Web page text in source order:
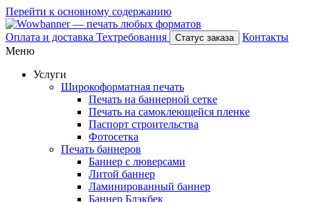
Перейти к основному содержанию
Оплата и доставка Техтребования Статус заказа
Контакты
Меню
Услуги
Широкоформатная печать
Печать на баннерной сетке
Печать на самоклеющейся пленке
Паспорт строительства
Фотосетка
Печать баннеров
Баннер с люверсами
Литой баннер
Ламинированный баннер
Баннер Блэкбек